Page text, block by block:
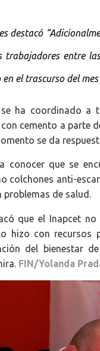
destacó
trabajadores entre
en el trascurso del
ha coordinado a
cemento a parte
se da
conocer que se
colchones anti-
problemas de salud.
que el Inapcet
hizo con
del bienestar
FIN/Yolanda